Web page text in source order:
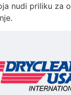
nudi priliku za